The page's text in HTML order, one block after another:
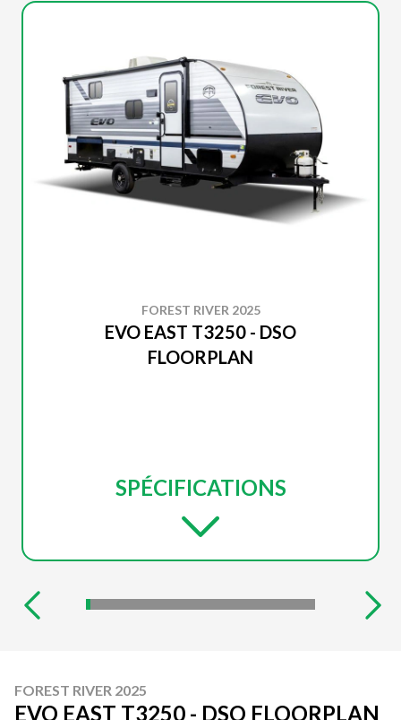
FOREST RIVER 2025
EVO EAST T3250 - DSO
FLOORPLAN
SPÉCIFICATIONS
FOREST RIVER 2025
EVO EAST T3250 - DSO FLOORPLAN